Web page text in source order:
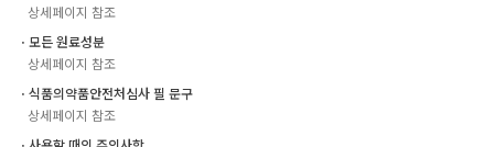
상세페이지 참조
ㆍ모든 원료성분
상세페이지 참조
ㆍ식품의약품안전처심사 필 문구
상세페이지 참조